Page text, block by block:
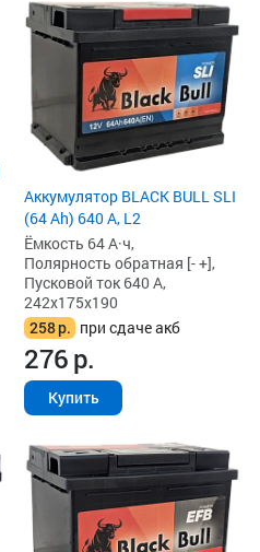
Аккумулятор BLACK BULL SLI
(64 Ah) 640 А, L2
Ёмкость 64 А·ч,
Полярность обратная [- +],
Пусковой ток 640 А,
242x175x190
258р. при сдаче акб
276р.
Купить